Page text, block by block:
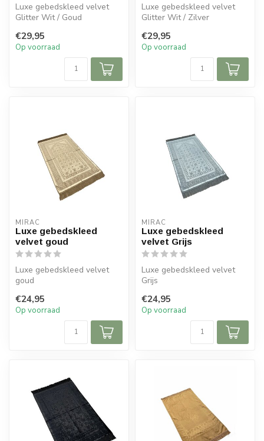
Luxe gebedskleed velvet
Glitter Wit / Goud
Afmeting: 120x70 cm
€29,95
Op voorraad
Luxe gebedskleed velvet
Glitter Wit / Zilver
Afmeting: 120x70 cm
€29,95
Op voorraad
MIRAC
Luxe gebedskleed
velvet goud
Luxe gebedskleed velvet
goud
Afmeting: 120x70 cm
€24,95
Op voorraad
MIRAC
Luxe gebedskleed
velvet Grijs
Luxe gebedskleed velvet
Grijs
Afmeting: 120x70 cm
€24,95
Op voorraad